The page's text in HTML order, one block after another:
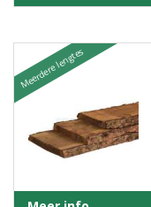
Meerdere lengtes